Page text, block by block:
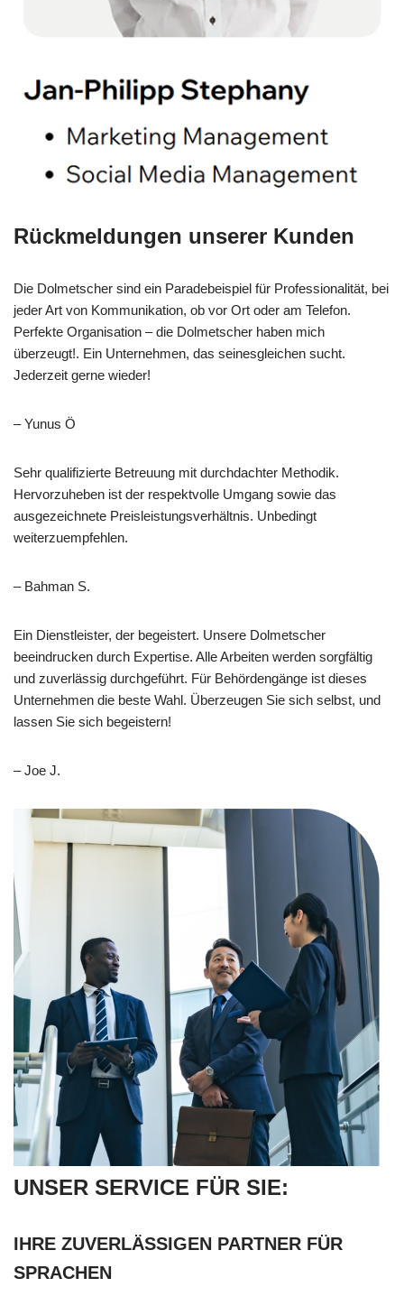
Rückmeldungen unserer Kunden
Die Dolmetscher sind ein Paradebeispiel für Professionalität, bei
jeder Art von Kommunikation, ob vor Ort oder am Telefon.
Perfekte Organisation – die Dolmetscher haben mich
überzeugt!. Ein Unternehmen, das seinesgleichen sucht.
Jederzeit gerne wieder!
– Yunus Ö
Sehr qualifizierte Betreuung mit durchdachter Methodik.
Hervorzuheben ist der respektvolle Umgang sowie das
ausgezeichnete Preisleistungsverhältnis. Unbedingt
weiterzuempfehlen.
– Bahman S.
Ein Dienstleister, der begeistert. Unsere Dolmetscher
beeindrucken durch Expertise. Alle Arbeiten werden sorgfältig
und zuverlässig durchgeführt. Für Behördengänge ist dieses
Unternehmen die beste Wahl. Überzeugen Sie sich selbst, und
lassen Sie sich begeistern!
– Joe J.
UNSER SERVICE FÜR SIE:
IHRE ZUVERLÄSSIGEN PARTNER FÜR
SPRACHEN